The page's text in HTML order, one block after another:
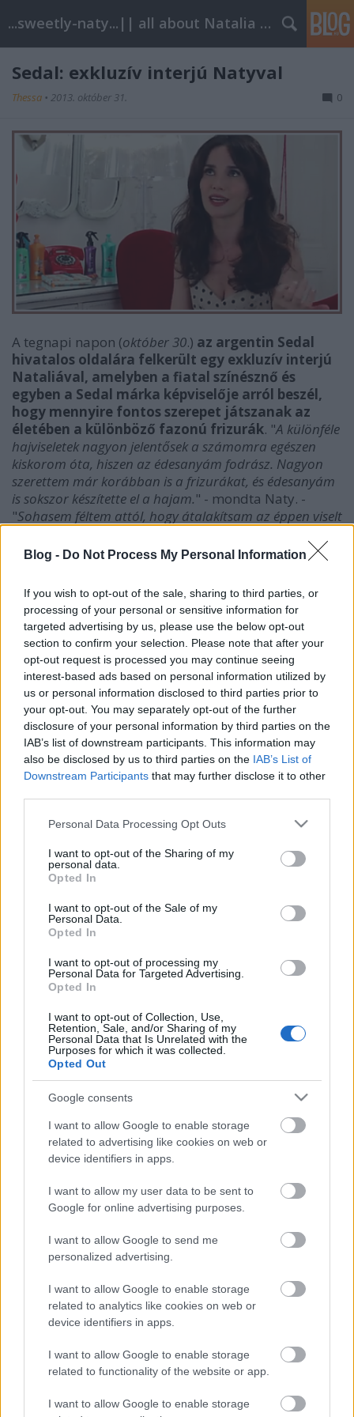
Blog - Do Not Process My Personal Information
If you wish to opt-out of the sale, sharing to third parties, or
processing of your personal or sensitive information for
targeted advertising by us, please use the below opt-out
section to confirm your selection. Please note that after your
opt-out request is processed you may continue seeing
interest-based ads based on personal information utilized by
us or personal information disclosed to third parties prior to
your opt-out. You may separately opt-out of the further
disclosure of your personal information by third parties on the
IAB’s list of downstream participants. This information may
also be disclosed by us to third parties on the IAB’s List of
Downstream Participants that may further disclose it to other
Please note that this website/app uses one or more Google
not limited to your visit or usage behaviour. You may click to
grant or deny consent to Google and its third-party tags to
use your data for below specified purposes in below Google
consent section.
Personal Data Processing Opt Outs
I want to opt-out of the Sharing of my
personal data.
Opted In
I want to opt-out of the Sale of my
Personal Data.
Opted In
I want to opt-out of processing my
Personal Data for Targeted Advertising.
Opted In
I want to opt-out of Collection, Use,
Retention, Sale, and/or Sharing of my
Personal Data that Is Unrelated with the
Purposes for which it was collected.
Opted Out
Google consents
I want to allow Google to enable storage
related to advertising like cookies on web or
device identifiers in apps.
I want to allow my user data to be sent to
Google for online advertising purposes.
I want to allow Google to send me
personalized advertising.
I want to allow Google to enable storage
related to analytics like cookies on web or
device identifiers in apps.
I want to allow Google to enable storage
related to functionality of the website or app.
I want to allow Google to enable storage
...sweetly-naty...|| all about Natalia Oreiro
Sedal: exkluzív interjú Natyval
Thessa • 2013. október 31. 0
A tegnapi napon (október 30.) az argentin Sedal
hivatalos oldalára felkerült egy exkluzív interjú
Nataliával, amelyben a fiatal színésznő és
egyben a Sedal márka képviselője arról beszél,
hogy mennyire fontos szerepet játszanak az
életében a különböző fazonú frizurák. "A különféle
hajviseletek nagyon jelentősek a számomra egészen
kiskorom óta, hiszen az édesanyám fodrász. Nagyon
szerettem már korábban is a frizurákat, és édesanyám
is sokszor készítette el a hajam." - mondta Naty. -
"Sohasem féltem attól, hogy átalakítsam az éppen viselt
például a "Tu Veneno" friuzra [...] de úgy gondolom,
hogy az egyes szerepek is megkívánják tőled, hogy
teljesen felvedd az adott karakter személyiségét, és
ehhez a frizura viselete is hozzájárul. [...] Voltam élénk
vörös, sötétbarna és platina szőke is, volt hosszú és
rövid egyaránt, egyenes és göndör. Sokféle. Az "El
Deseo" idején szőke, a "Kachorra" idején vörös, a "Tu
Veneno" pedig nagyon különös volt és tiszta fekete. " Az
alábbi videóból az is kiderül, hogy a kedvenc színe a
természetes árnyalat.
: sedal.com.ar
Címkék:2013 Sedal Entrevistas
Ajánlott bejegyzések:
Candid: fanképek (2013.10.30.)
Naty üzenete a lengyel rajongóknak
Revista: Planeta Urbano backstage
Solamente Vos: Make a Wish Argentina